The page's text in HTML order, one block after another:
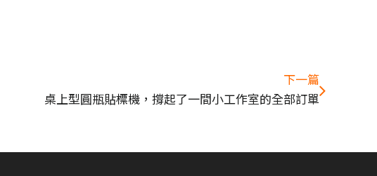
下一篇
桌上型圓瓶貼標機，撐起了一間小工作室的全部訂單